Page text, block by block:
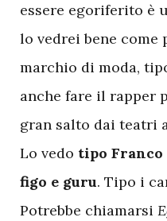
essere egoriferito è
lo vedrei bene
marchio di moda,
anche fare il rapper
gran salto dai teatri
Lo vedo tipo
figo e guru. Tipo i
Potrebbe chiamarsi